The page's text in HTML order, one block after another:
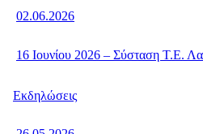
02.06.2026
16 Ιουνίου 2026 – Σύσταση Τ.Ε.
Εκδηλώσεις